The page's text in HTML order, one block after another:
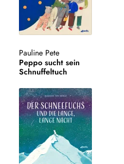
Pauline Pete
Peppo sucht sein
Schnuffeltuch